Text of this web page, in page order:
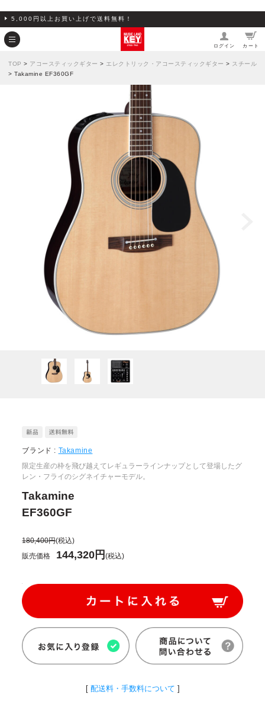
5,000円以上お買い上げで送料無料！
ログイン カート
TOP > アコースティックギター > エレクトリック・アコースティックギター > スチール
> Takamine EF360GF
ブランド : Takamine
限定生産の枠を飛び越えてレギュラーラインナップとして登場したグ
レン・フライのシグネイチャーモデル。
Takamine
EF360GF
180,400円(税込)
販売価格
144,320円(税込)
[ 配送料・手数料について ]